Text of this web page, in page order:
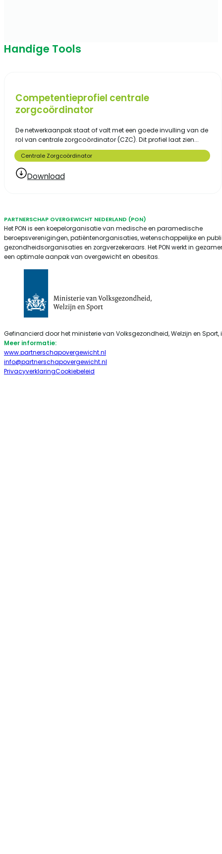
Handige Tools
Competentieprofiel centrale
zorgcoördinator
De netwerkaanpak staat of valt met een goede invulling van de
rol van centrale zorgcoördinator (CZC). Dit profiel laat zien...
Centrale Zorgcoördinator
Download
PARTNERSCHAP OVERGEWICHT NEDERLAND (PON)
Het PON is een koepelorganisatie van medische en paramedische
beroepsverenigingen, patiëntenorganisaties, wetenschappelijke en
gezondheidsorganisaties en zorgverzekeraars. Het PON werkt in
een optimale aanpak van overgewicht en obesitas.
Gefinancierd door het ministerie van Volksgezondheid, Welzijn en
Meer informatie:
www.partnerschapovergewicht.nl
info@partnerschapovergewicht.nl
Follow us on Linkedin
Follow us on Twitter
PrivacyverklaringCookiebeleid